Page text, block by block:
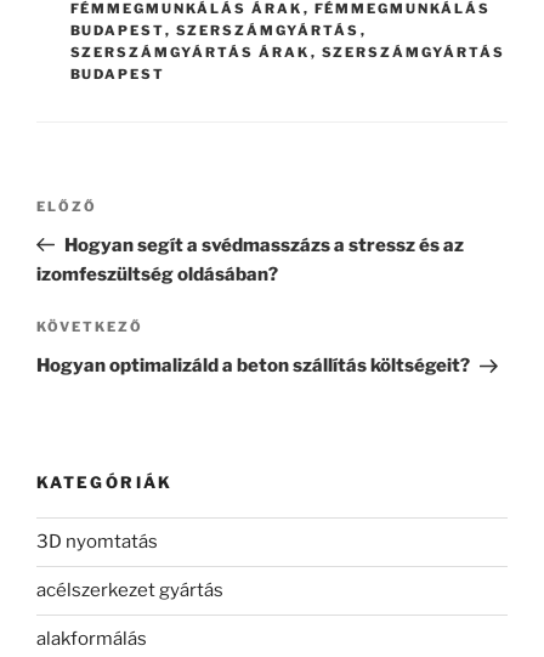
FÉMMEGMUNKÁLÁS ÁRAK , FÉMMEGMUNKÁLÁS
BUDAPEST, SZERSZÁMGYÁRTÁS ,
SZERSZÁMGYÁRTÁS ÁRAK , SZERSZÁMGYÁRTÁS
BUDAPEST
Bejegyzés
Korábbi
bejegyzés
ELŐZŐ
Hogyan segít a svédmasszázs a stressz és az
izomfeszültség oldásában?
Következő
bejegyzés
KÖVETKEZŐ
Hogyan optimalizáld a beton szállítás költségeit?
KATEGÓRIÁK
3D nyomtatás
acélszerkezet gyártás
alakformálás